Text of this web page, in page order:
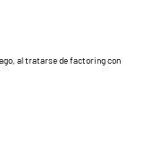
al tratarse de factoring con